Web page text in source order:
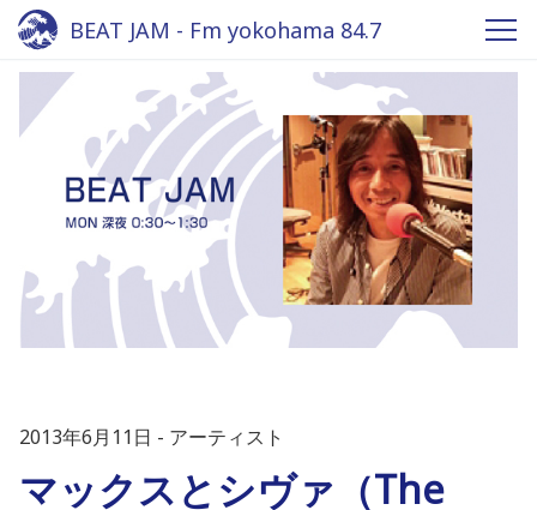
BEAT JAM - Fm yokohama 84.7
2013年6月11日 アーティスト
マックスとシヴァ（The